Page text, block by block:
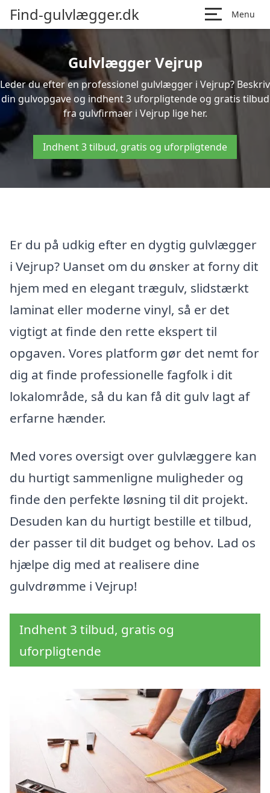
Find-gulvlægger.dk Menu
Gulvlægger Vejrup
Leder du efter en professionel gulvlægger i Vejrup? Beskriv
din gulvopgave og indhent 3 uforpligtende og gratis tilbud
fra gulvfirmaer i Vejrup lige her.
Indhent 3 tilbud, gratis og uforpligtende
Er du på udkig efter en dygtig gulvlægger
i Vejrup? Uanset om du ønsker at forny dit
hjem med en elegant trægulv, slidstærkt
laminat eller moderne vinyl, så er det
vigtigt at finde den rette ekspert til
opgaven. Vores platform gør det nemt for
dig at finde professionelle fagfolk i dit
lokalområde, så du kan få dit gulv lagt af
erfarne hænder.
Med vores oversigt over gulvlæggere kan
du hurtigt sammenligne muligheder og
finde den perfekte løsning til dit projekt.
Desuden kan du hurtigt bestille et tilbud,
der passer til dit budget og behov. Lad os
hjælpe dig med at realisere dine
gulvdrømme i Vejrup!
Indhent 3 tilbud, gratis og
uforpligtende